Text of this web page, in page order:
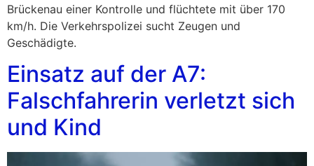
Brückenau einer Kontrolle und flüchtete mit über 170
km/h. Die Verkehrspolizei sucht Zeugen und
Geschädigte.
Einsatz auf der A7:
Falschfahrerin verletzt sich
und Kind